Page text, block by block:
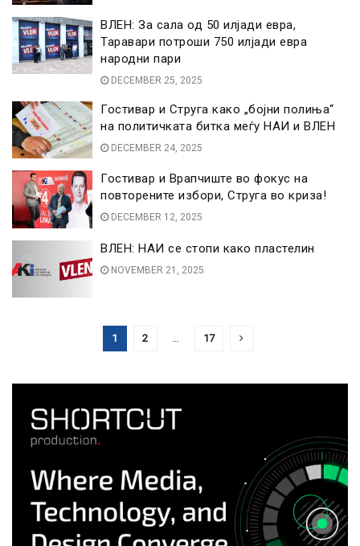
ВЛЕН: За сала од 50 илјади евра,
Таравари потроши 750 илјади евра
народни пари
DECEMBER 25, 2025
Гостивар и Струга како „бојни полиња“
на политичката битка меѓу НАИ и ВЛЕН
DECEMBER 24, 2025
Гостивар и Врапчиште во фокус на
повторените избори, Струга во криза!
DECEMBER 12, 2025
ВЛЕН: НАИ се стопи како пластелин
NOVEMBER 21, 2025
1 2 … 17